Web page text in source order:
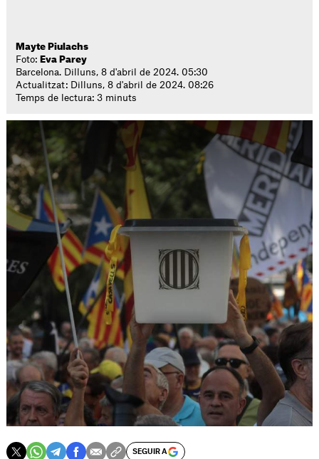
Mayte Piulachs
Foto: Eva Parey
Barcelona. Dilluns, 8 d'abril de 2024. 05:30
Actualitzat: Dilluns, 8 d'abril de 2024. 08:26
Temps de lectura: 3 minuts
SEGUIR A